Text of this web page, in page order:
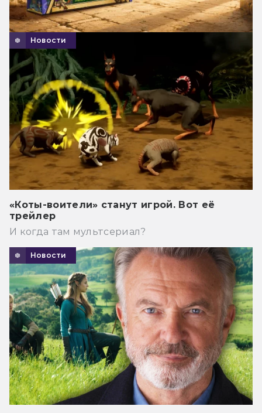
Новости
«Коты-воители» станут игрой. Вот её
трейлер
И когда там мультсериал?
Новости